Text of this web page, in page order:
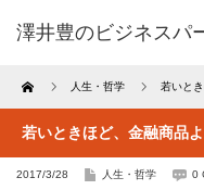
澤井豊のビジネスパ
Home 人生・哲学 若いと
若いときほど、金融商品
2017/3/28 人生・哲学 0